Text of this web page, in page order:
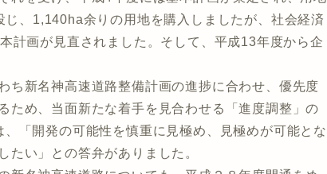
、1,140ha余りの用地を購入しましたが、社会経済
計画が見直されました。そして、平成13年度から企
新名神高速道路整備計画の進捗に合わせ、優先度
ため、当面新たな着手を見合わせる「進度調整」の
「開発の可能性を慎重に見極め、見極めが可能とな
たい」との答弁がありました。